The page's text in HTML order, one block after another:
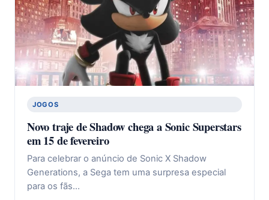
JOGOS
Novo traje de Shadow chega a Sonic Superstars
em 15 de fevereiro
Para celebrar o anúncio de Sonic X Shadow
Generations, a Sega tem uma surpresa especial
para os fãs…